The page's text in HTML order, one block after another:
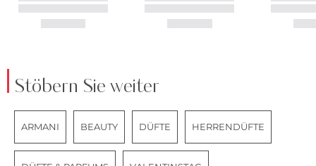
Stöbern Sie weiter
ARMANI BEAUTY DÜFTE HERRENDÜFTE